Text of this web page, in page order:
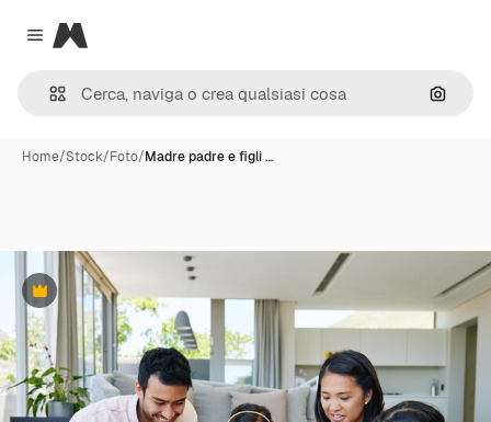
Close menu
Magnific
Cerca
Home/Stock/Foto/Madre padre e figli …
Premium